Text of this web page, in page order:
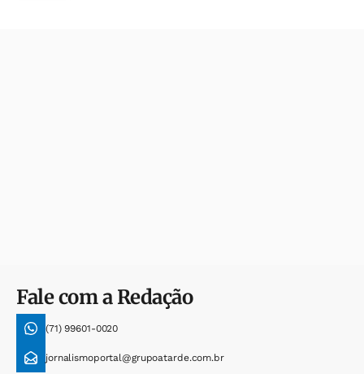
Fale com a Redação
(71) 99601-0020
jornalismoportal@grupoatarde.com.br